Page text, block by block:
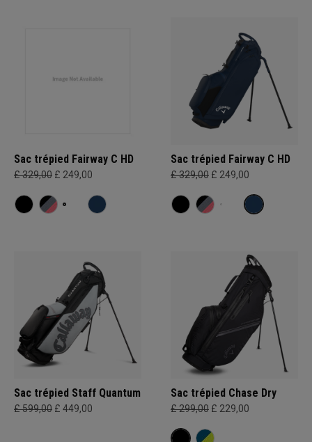
Sac trépied Fairway C HD
£ 329,00 £ 249,00
Sac trépied Fairway C HD
£ 329,00 £ 249,00
Sac trépied Staff Quantum
£ 599,00 £ 449,00
Sac trépied Chase Dry
£ 299,00 £ 229,00